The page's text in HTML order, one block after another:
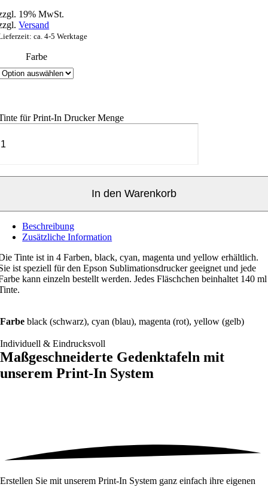
19% MwSt.
Versand
ca. 4-5 Werktage
Farbe
für Print-In Drucker Menge
In den Warenkorb
Beschreibung
Zusätzliche Information
Tinte ist in 4 Farben, black, cyan, magenta und yellow erhältlich.
ist speziell für den Epson Sublimationsdrucker geeignet und jede
kann einzeln bestellt werden. Jedes Fläschchen beinhaltet 140 ml
Farbe black (schwarz), cyan (blau), magenta (rot), yellow (gelb)
Individuell & Eindrucksvoll
Maßgeschneiderte Gedenktafeln mit
unserem Print-In System
Erstellen Sie mit unserem Print-In System ganz einfach ihre eigenen